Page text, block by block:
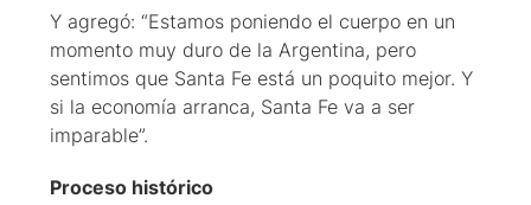
Y agregó: “Estamos poniendo el cuerpo en un
momento muy duro de la Argentina, pero
sentimos que Santa Fe está un poquito mejor. Y
si la economía arranca, Santa Fe va a ser
imparable”.
Proceso histórico